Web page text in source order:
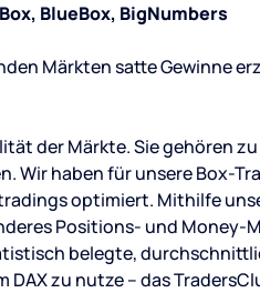
BlueBox, BigNumbers
Märkten satte Gewinne
der Märkte. Sie gehören
Wir haben für unsere Box-
optimiert. Mithilfe
Positions- und Money-
belegte,
zu nutze – das